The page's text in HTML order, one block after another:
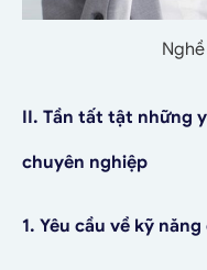
II. Tần tất tật những
chuyên nghiệp
1. Yêu cầu về kỹ